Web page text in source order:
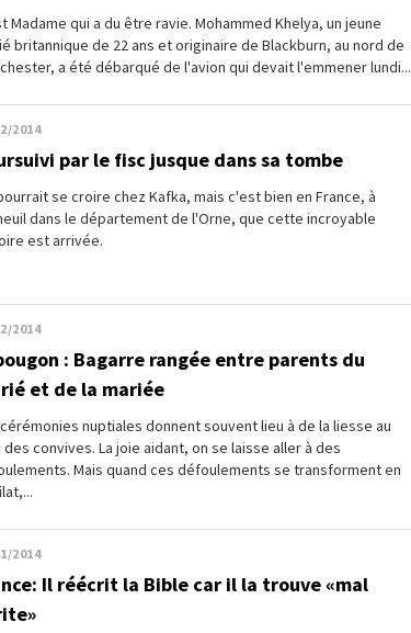
Madame qui a du être ravie. Mohammed Khelya, un jeune
britannique de 22 ans et originaire de Blackburn, au nord de
a été débarqué de l'avion qui devait l'emmener lundi...
2014
par le fisc jusque dans sa tombe
se croire chez Kafka, mais c'est bien en France, à
dans le département de l'Orne, que cette incroyable
est arrivée.
2014
: Bagarre rangée entre parents du
et de la mariée
nuptiales donnent souvent lieu à de la liesse au
des convives. La joie aidant, on se laisse aller à des
Mais quand ces défoulements se transforment en
2014
Il réécrit la Bible car il la trouve «mal